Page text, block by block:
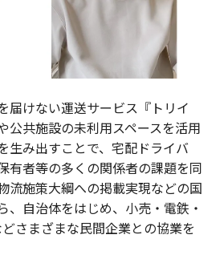
届けない運送サービス『トリイ
公共施設の未利用スペースを活用
生み出すことで、宅配ドライバ
有者等の多くの関係者の課題を同
流施策大綱への掲載実現などの国
、自治体をはじめ、小売・電鉄・
さまざまな民間企業との協業を